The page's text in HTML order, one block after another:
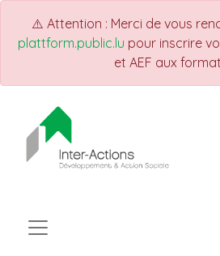
⚠️ Attention : Merci de vous
plattform.public.lu pour inscrire
et AEF aux